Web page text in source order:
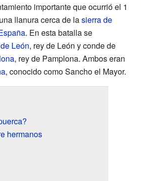
importante que ocurrió el 1
llanura cerca de lasierra de
. En esta batalla se
León, rey de León y conde de
, rey de Pamplona. Ambos eran
, conocido como Sancho el Mayor.
hermanos